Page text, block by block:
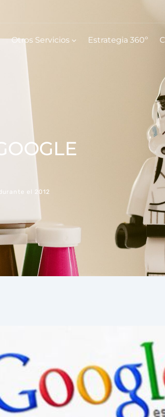
Otros Servicios Estrategia 360º
el 2012